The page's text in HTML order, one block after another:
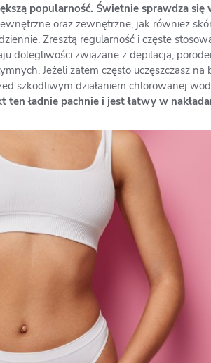
popularność. Świetnie sprawdza
oraz zewnętrzne, jak również
Zresztą regularność i częste
dolegliwości związane z depilacją,
Jeżeli zatem często uczęszczasz na
szkodliwym działaniem chlorowanej
ładnie pachnie i jest łatwy w